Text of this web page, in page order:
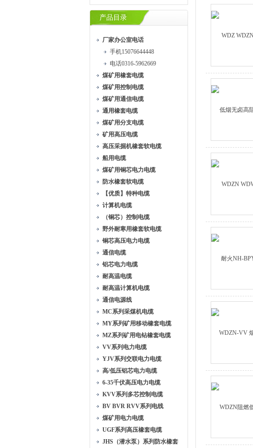
产品目录
厂家办公室电话
手机15076644448
电话0316-5962669
煤矿用橡套电缆
煤矿用控制电缆
煤矿用通信电缆
通用橡套电缆
煤矿用分支电缆
矿用高压电缆
高压采掘机橡套软电缆
船用电缆
煤矿用铜芯电力电缆
防水橡套软电缆
【优质】特种电缆
计算机电缆
（铜芯）控制电缆
野外耐寒用橡套软电缆
铜芯高压电力电缆
通信电缆
铝芯电力电缆
耐高温电缆
耐高温计算机电缆
通信电源线
MC系列采煤机电缆
MY系列矿用移动橡套电缆
MZ系列矿用电钻橡套电缆
VV系列电力电缆
YJV系列交联电力电缆
高/低压铝芯电力电缆
6-35千伏高压电力电缆
KVV系列多芯控制电缆
BV BVR RVV系列电线
煤矿用电力电缆
UGF系列高压橡套电缆
JHS（潜水泵）系列防水橡套